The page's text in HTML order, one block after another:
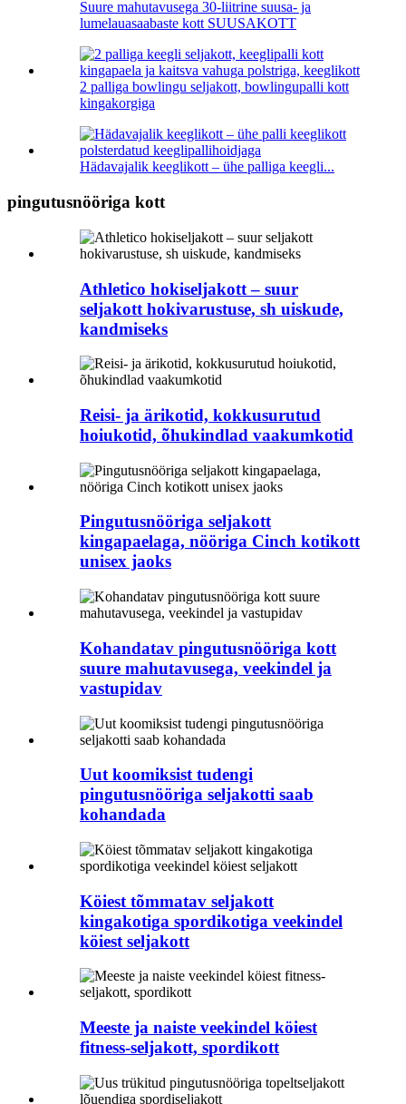
Suure mahutavusega 30-liitrine suusa- ja
lumelauasaabaste kott SUUSAKOTT
2 palliga bowlingu seljakott, bowlingupalli kott
kingakorgiga
Hädavajalik keeglikott – ühe palliga keegli...
pingutusnööriga kott
Athletico hokiseljakott – suur
seljakott hokivarustuse, sh uiskude,
kandmiseks
Reisi- ja ärikotid, kokkusurutud
hoiukotid, õhukindlad vaakumkotid
Pingutusnööriga seljakott
kingapaelaga, nööriga Cinch kotikott
unisex jaoks
Kohandatav pingutusnööriga kott
suure mahutavusega, veekindel ja
vastupidav
Uut koomiksist tudengi
pingutusnööriga seljakotti saab
kohandada
Köiest tõmmatav seljakott
kingakotiga spordikotiga veekindel
köiest seljakott
Meeste ja naiste veekindel köiest
fitness-seljakott, spordikott